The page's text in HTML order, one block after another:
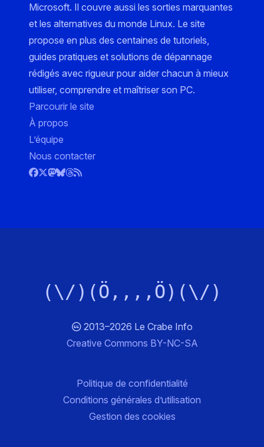
Microsoft. Il couvre aussi les sorties marquantes
et les alternatives du monde Linux. Le site
propose en plus des centaines de tutoriels,
guides pratiques et solutions de dépannage
rédigés avec rigueur pour aider chacun à mieux
utiliser, comprendre et maîtriser son PC.
Parcourir le site
À propos
L’équipe
Nous contacter
(\/)(Ö,,,,Ö)(\/)
2013–2026 Le Crabe Info
Creative Commons BY-NC-SA
Politique de confidentialité
Conditions générales d’utilisation
Gestion des cookies